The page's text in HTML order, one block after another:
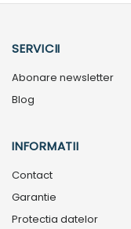
SERVICII
Abonare newsletter
Blog
INFORMATII
Contact
Garantie
Protectia datelor